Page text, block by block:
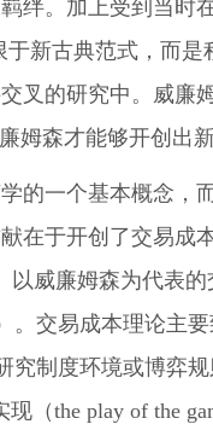
绊。加上受到当时
新古典范式，而是
叉的研究中。威廉
姆森才能够开创出
的一个基本概念，
在于开创了交易成
以威廉姆森为代表
。交易成本理论主
究制度环境或博弈
（the play of the